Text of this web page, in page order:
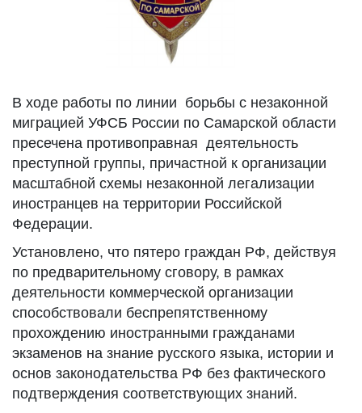
В ходе работы по линии борьбы с незаконной
миграцией УФСБ России по Самарской области
пресечена противоправная деятельность
преступной группы, причастной к организации
масштабной схемы незаконной легализации
иностранцев на территории Российской
Федерации.
Установлено, что пятеро граждан РФ, действуя
по предварительному сговору, в рамках
деятельности коммерческой организации
способствовали беспрепятственному
прохождению иностранными гражданами
экзаменов на знание русского языка, истории и
основ законодательства РФ без фактического
подтверждения соответствующих знаний.